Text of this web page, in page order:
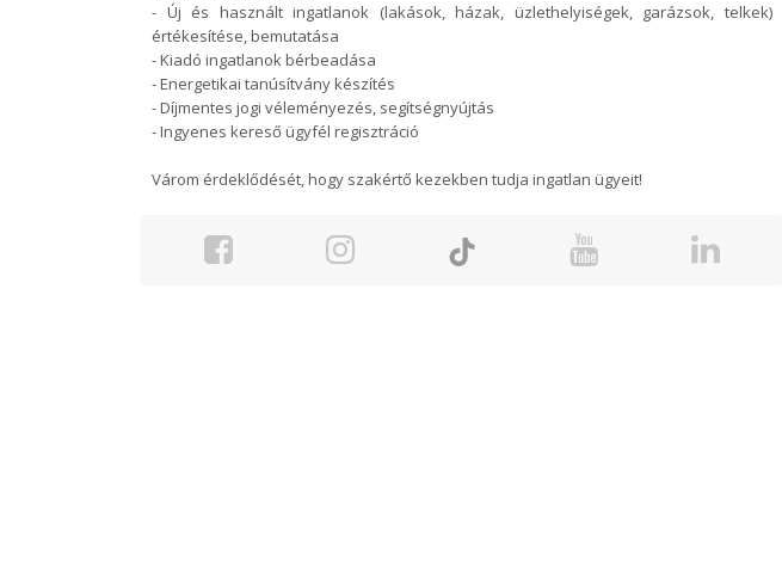
- Új és használt ingatlanok (lakások, házak, üzlethelyiségek, garázsok, telkek)
értékesítése, bemutatása
- Kiadó ingatlanok bérbeadása
- Energetikai tanúsítvány készítés
- Díjmentes jogi véleményezés, segítségnyújtás
- Ingyenes kereső ügyfél regisztráció
Várom érdeklődését, hogy szakértő kezekben tudja ingatlan ügyeit!